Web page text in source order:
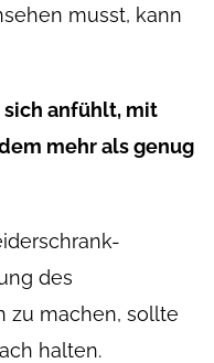
musst, kann
sich anfühlt, mit
mehr als genug
des
zu machen, sollte
halten.